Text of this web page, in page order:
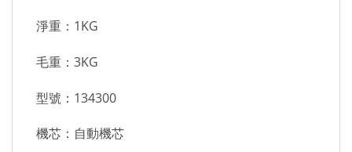
淨重：1KG
毛重：3KG
型號：134300
機芯：自動機芯